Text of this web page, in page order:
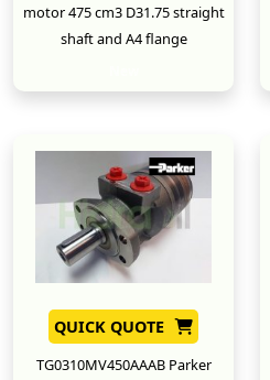
motor 475 cm3 D31.75 straight
shaft and A4 flange
QUICK QUOTE
TG0310MV450AAAB Parker